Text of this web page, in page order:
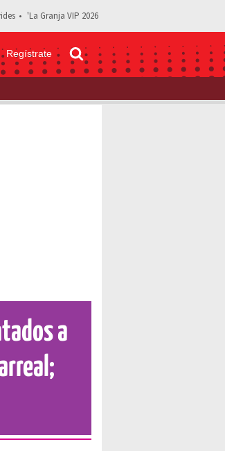
'La Granja VIP 2026
Regístrate
cantar con Alicia Villarreal; así respondió
a